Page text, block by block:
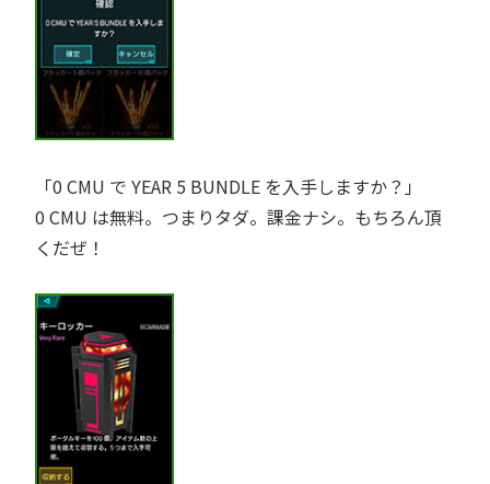
0 CMU で YEAR 5 BUNDLE を入手しますか？
0 CMU は無料。つまりタダ。課金ナシ。もちろん頂
くだぜ！